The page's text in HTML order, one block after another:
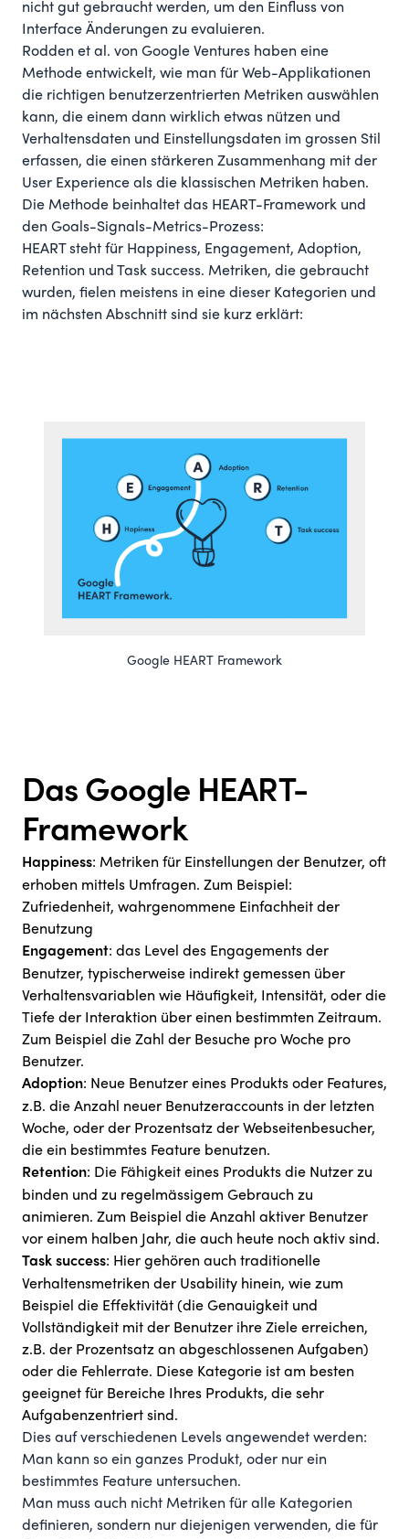
nicht gut gebraucht werden, um den Einfluss von
Interface Änderungen zu evaluieren.
Rodden et al. von Google Ventures haben eine
Methode entwickelt, wie man für Web-Applikationen
die richtigen benutzerzentrierten Metriken auswählen
kann, die einem dann wirklich etwas nützen und
Verhaltensdaten und Einstellungsdaten im grossen Stil
erfassen, die einen stärkeren Zusammenhang mit der
User Experience als die klassischen Metriken haben.
Die Methode beinhaltet das HEART-Framework und
den Goals-Signals-Metrics-Prozess:
HEART steht für Happiness, Engagement, Adoption,
Retention und Task success. Metriken, die gebraucht
wurden, fielen meistens in eine dieser Kategorien und
im nächsten Abschnitt sind sie kurz erklärt:
Google HEART Framework
Das Google HEART-
Framework
Happiness: Metriken für Einstellungen der Benutzer, oft
erhoben mittels Umfragen. Zum Beispiel:
Zufriedenheit, wahrgenommene Einfachheit der
Benutzung
Engagement: das Level des Engagements der
Benutzer, typischerweise indirekt gemessen über
Verhaltensvariablen wie Häufigkeit, Intensität, oder die
Tiefe der Interaktion über einen bestimmten Zeitraum.
Zum Beispiel die Zahl der Besuche pro Woche pro
Benutzer.
Adoption: Neue Benutzer eines Produkts oder Features,
z.B. die Anzahl neuer Benutzeraccounts in der letzten
Woche, oder der Prozentsatz der Webseitenbesucher,
die ein bestimmtes Feature benutzen.
Retention: Die Fähigkeit eines Produkts die Nutzer zu
binden und zu regelmässigem Gebrauch zu
animieren. Zum Beispiel die Anzahl aktiver Benutzer
vor einem halben Jahr, die auch heute noch aktiv sind.
Task success: Hier gehören auch traditionelle
Verhaltensmetriken der Usability hinein, wie zum
Beispiel die Effektivität (die Genauigkeit und
Vollständigkeit mit der Benutzer ihre Ziele erreichen,
z.B. der Prozentsatz an abgeschlossenen Aufgaben)
oder die Fehlerrate. Diese Kategorie ist am besten
geeignet für Bereiche Ihres Produkts, die sehr
Aufgabenzentriert sind.
Dies auf verschiedenen Levels angewendet werden:
Man kann so ein ganzes Produkt, oder nur ein
bestimmtes Feature untersuchen.
Man muss auch nicht Metriken für alle Kategorien
definieren, sondern nur diejenigen verwenden, die für